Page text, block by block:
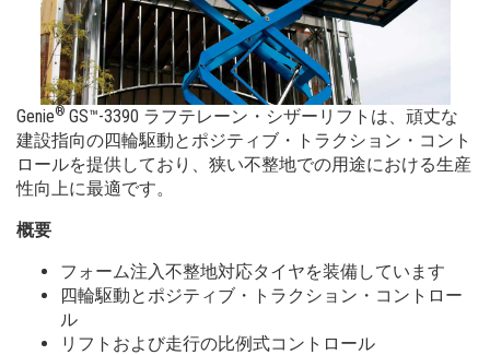
電動シザースリフト
ラフテレーン・シザーリフト
高所作業台 - AWPスーパーシリーズ
垂直マストリフト
マニュアル
安全性
トレーニング
ファームウェ
保証と製品登録
ビルディング インフォメーション モデリング
Genie Lift Connect™
製品資料
事業所所在地
Terex.comにアクセス
Terex株主・投資家情報
Genie® GS™-3390 ラフテレーン・シザーリフトは、頑丈な
建設指向の四輪駆動とポジティブ・トラクション・コント
ロールを提供しており、狭い不整地での用途における生産
性向上に最適です。
概要
フォーム注入不整地対応タイヤを装備しています
四輪駆動とポジティブ・トラクション・コントロー
ル
リフトおよび走行の比例式コントロール